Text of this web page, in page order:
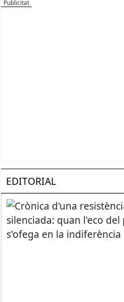
EDITORIAL